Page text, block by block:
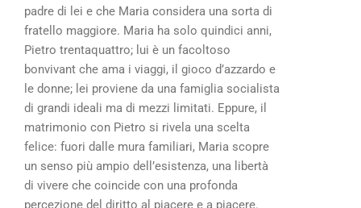
padre di lei e che Maria considera una sorta di
fratello maggiore. Maria ha solo quindici anni,
Pietro trentaquattro; lui è un facoltoso
bonvivant che ama i viaggi, il gioco d’azzardo e
le donne; lei proviene da una famiglia socialista
di grandi ideali ma di mezzi limitati. Eppure, il
matrimonio con Pietro si rivela una scelta
felice: fuori dalle mura familiari, Maria scopre
un senso più ampio dell’esistenza, una libertà
di vivere che coincide con una profonda
percezione del diritto al piacere e a piacere.